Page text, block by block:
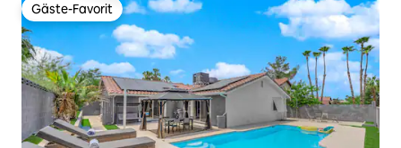
Gäste-Favorit
Gäste-Favorit